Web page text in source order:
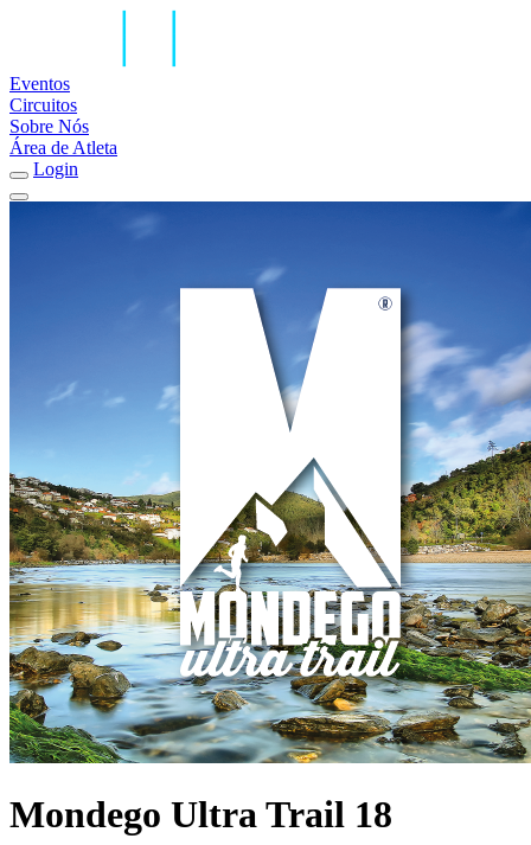
Eventos
Circuitos
Sobre Nós
Área de Atleta
Login
Mondego Ultra Trail 18